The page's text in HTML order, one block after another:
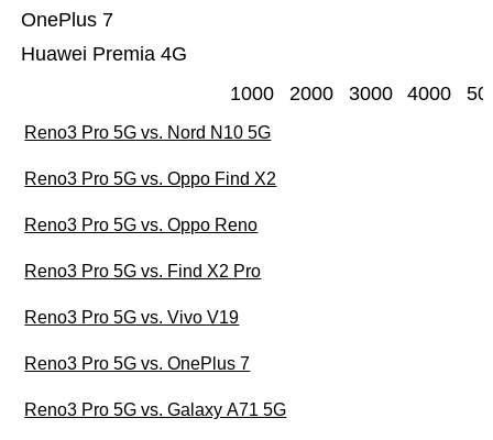
Huawei Premia 4G
OnePlus 7
1000 2000 3000 4000
Reno3 Pro 5G vs. Nord N10 5G
Reno3 Pro 5G vs. Oppo Find X2
Reno3 Pro 5G vs. Oppo Reno
Reno3 Pro 5G vs. Find X2 Pro
Reno3 Pro 5G vs. Vivo V19
Reno3 Pro 5G vs. OnePlus 7
Reno3 Pro 5G vs. Galaxy A71 5G